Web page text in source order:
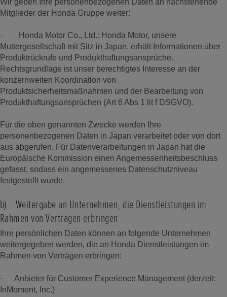
Mitglieder der Honda Gruppe weiter:
· Honda Motor Co., Ltd.: Honda Motor, unsere
Muttergesellschaft mit Sitz in Japan, erhält Informationen über
Produktrückrufe und Produkthaftungsansprüche.
Rechtsgrundlage ist unser berechtigtes Interesse an der
konzernweiten Koordination von
Produktsicherheitsmaßnahmen und der Bearbeitung von
Produkthaftungsansprüchen (Art 6 Abs 1 lit f DSGVO).
Für die oben genannten Zwecke werden Ihre
personenbezogenen Daten in Japan verarbeitet oder von dort
aus abgerufen. Für Datenverarbeitungen in Japan hat die
Europäische Kommission einen Angemessenheitsbeschluss
gefasst, sodass ein angemessenes Datenschutzniveau
festgestellt wurde.
b) Weitergabe an Unternehmen, die Dienstleistungen im
Rahmen von Verträgen erbringen
Ihre persönlichen Daten können an folgende Unternehmen
weitergegeben werden, die an Honda Dienstleistungen im
Rahmen von Verträgen erbringen:
· Anbieter für Customer Experience Management (derzeit:
InMoment, Inc.)